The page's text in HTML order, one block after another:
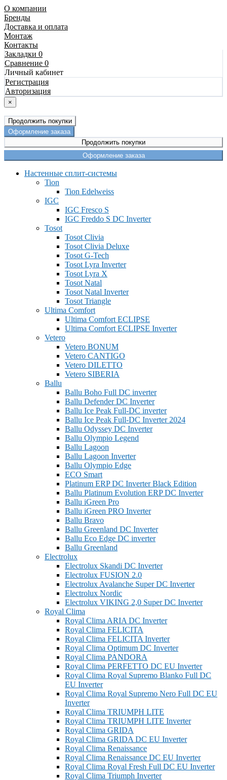
О компании
Бренды
Доставка и оплата
Монтаж
Контакты
Закладки 0
Сравнение 0
Личный кабинет
Регистрация
Авторизация
×
Продолжить покупки
Оформление заказа
Продолжить покупки
Оформление заказа
Настенные сплит-системы
Tion
Tion Edelweiss
IGC
IGC Fresco S
IGC Freddo S DC Inverter
Tosot
Tosot Clivia
Tosot Clivia Deluxe
Tosot G-Tech
Tosot Lyra Inverter
Tosot Lyra X
Tosot Natal
Tosot Natal Inverter
Tosot Triangle
Ultima Comfort
Ultima Comfort ECLIPSE
Ultima Comfort ECLIPSE Inverter
Vetero
Vetero BONUM
Vetero CANTIGO
Vetero DILETTO
Vetero SIBERIA
Ballu
Ballu Boho Full DC inverter
Ballu Defender DC Inverter
Ballu Ice Peak Full-DC inverter
Ballu Ice Peak Full-DC Inverter 2024
Ballu Odyssey DС Inverter
Ballu Olympio Legend
Ballu Lagoon
Ballu Lagoon Inverter
Ballu Olympio Edge
ECO Smart
Platinum ERP DC Inverter Black Edition
Ballu Platinum Evolution ERP DC Inverter
Ballu iGreen Pro
Ballu iGreen PRO Inverter
Ballu Bravo
Ballu Greenland DС Inverter
Ballu Eco Edge DC inverter
Ballu Greenland
Electrolux
Electrolux Skandi DC Inverter
Electrolux FUSION 2.0
Electrolux Avalanche Super DC Inverter
Electrolux Nordic
Electrolux VIKING 2,0 Super DC Inverter
Royal Clima
Royal Clima ARIA DC Inverter
Royal Clima FELICITA
Royal Clima FELICITA Inverter
Royal Clima Optimum DC Inverter
Royal Clima PANDORA
Royal Clima PERFETTO DC EU Inverter
Royal Clima Royal Supremo Blanko Full DC
EU Inverter
Royal Clima Royal Supremo Nero Full DC EU
Inverter
Royal Clima TRIUMPH LITE
Royal Clima TRIUMPH LITE Inverter
Royal Clima GRIDA
Royal Clima GRIDA DC EU Inverter
Royal Clima Renaissance
Royal Clima Renaissance DC EU Inverter
Royal Clima Royal Fresh Full DC EU Inverter
Royal Clima Triumph Inverter